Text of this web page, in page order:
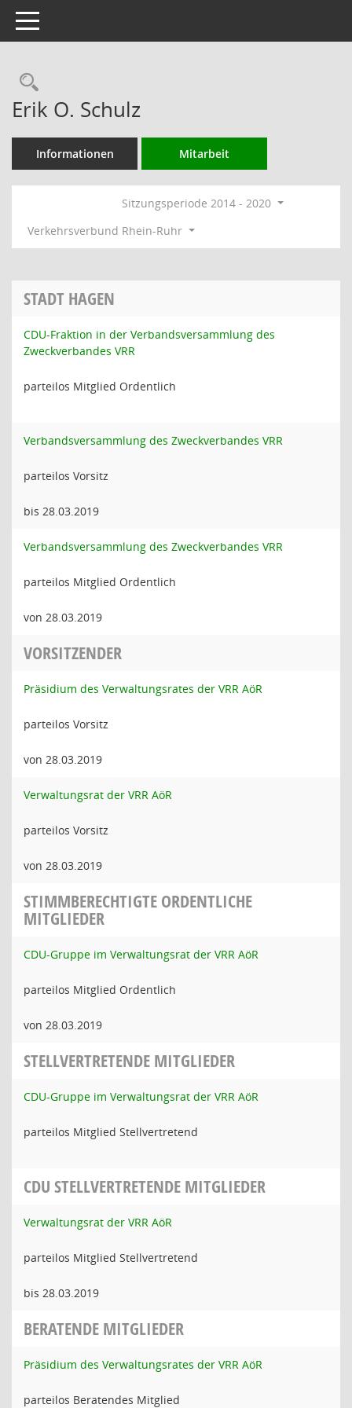
Toggle navigation
Rechercheauswahl
Erik O. Schulz
Informationen Mitarbeit
Sitzungsperiode 2014 - 2020
Verkehrsverbund Rhein-Ruhr
STADT HAGEN
CDU-Fraktion in der Verbandsversammlung des
Zweckverbandes VRR
parteilos Mitglied Ordentlich
Verbandsversammlung des Zweckverbandes VRR
parteilos Vorsitz
bis 28.03.2019
Verbandsversammlung des Zweckverbandes VRR
parteilos Mitglied Ordentlich
von 28.03.2019
VORSITZENDER
Präsidium des Verwaltungsrates der VRR AöR
parteilos Vorsitz
von 28.03.2019
Verwaltungsrat der VRR AöR
parteilos Vorsitz
von 28.03.2019
STIMMBERECHTIGTE ORDENTLICHE
MITGLIEDER
CDU-Gruppe im Verwaltungsrat der VRR AöR
parteilos Mitglied Ordentlich
von 28.03.2019
STELLVERTRETENDE MITGLIEDER
CDU-Gruppe im Verwaltungsrat der VRR AöR
parteilos Mitglied Stellvertretend
CDU STELLVERTRETENDE MITGLIEDER
Verwaltungsrat der VRR AöR
parteilos Mitglied Stellvertretend
bis 28.03.2019
BERATENDE MITGLIEDER
Präsidium des Verwaltungsrates der VRR AöR
parteilos Beratendes Mitglied